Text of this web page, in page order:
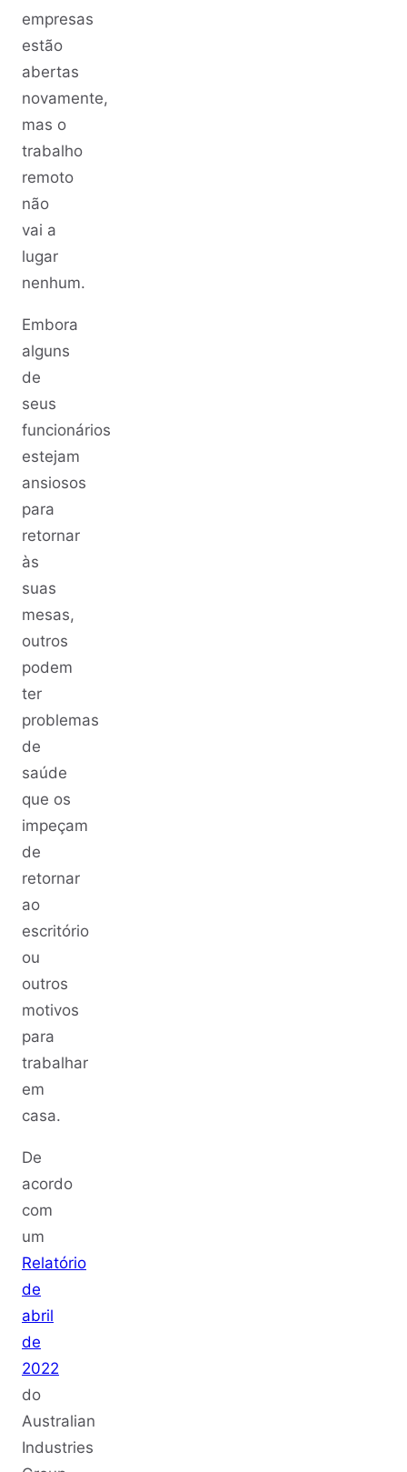
empresas
estão
abertas
novamente,
mas o
trabalho
remoto
não
vai a
lugar
nenhum.
Embora
alguns
de
seus
funcionários
estejam
ansiosos
para
retornar
às
suas
mesas,
outros
podem
ter
problemas
de
saúde
que os
impeçam
de
retornar
ao
escritório
ou
outros
motivos
para
trabalhar
em
casa.
De
acordo
com
um
Relatório
de
abril
de
2022
do
Australian
Industries